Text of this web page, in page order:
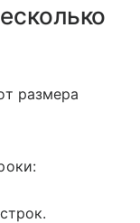
размера